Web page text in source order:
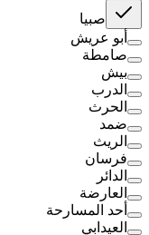
صبيا
أبو عريش
صامطة
بيش
الدرب
الحرث
ضمد
الريث
فرسان
الدائر
العارضة
أحد المسارحة
العيدابي